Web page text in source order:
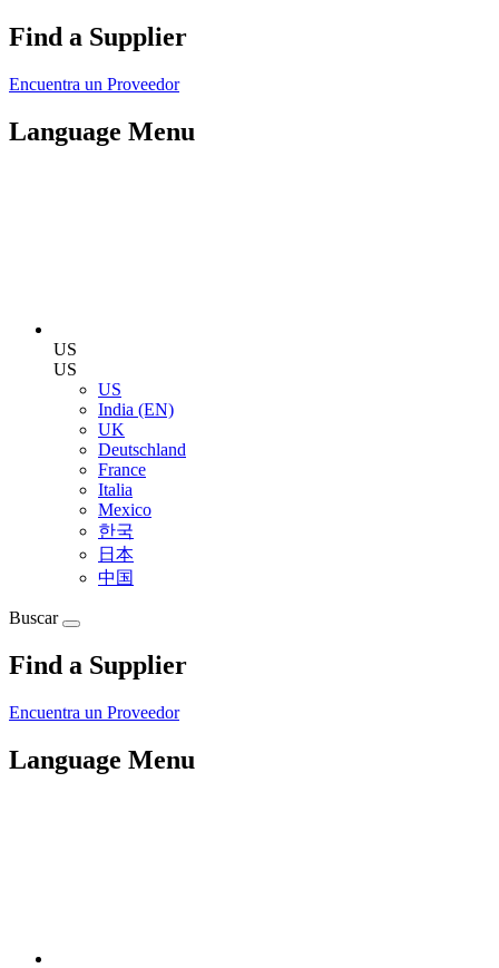
Find a Supplier
Encuentra un Proveedor
Language Menu
US
US
US
India (EN)
UK
Deutschland
France
Italia
Mexico
한국
日本
中国
Buscar
Find a Supplier
Encuentra un Proveedor
Language Menu